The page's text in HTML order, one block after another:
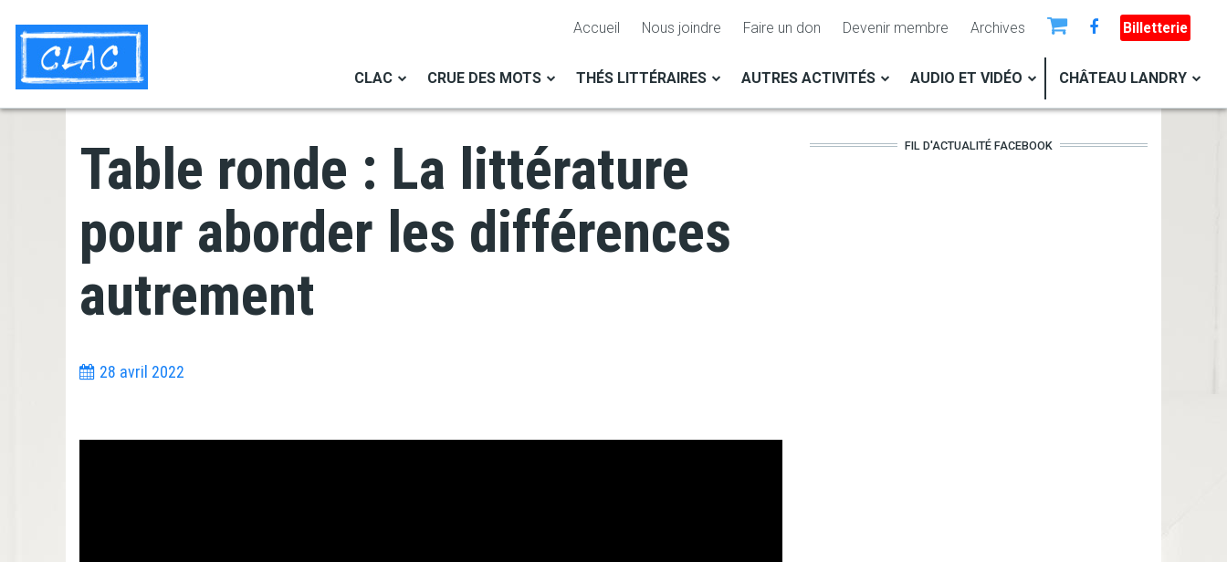
contenu
principal
Navigation
secondaire
Accueil Nous joindre Faire un don Devenir membre Archives Billetterie
CLAC CRUE DES MOTS THÉS LITTÉRAIRES AUTRES ACTIVITÉS AUDIO ET VIDÉO CHÂTEAU LANDRY
Table ronde : La littérature
pour aborder les différences
autrement
28 avril 2022
FIL D'ACTUALITÉ FACEBOOK